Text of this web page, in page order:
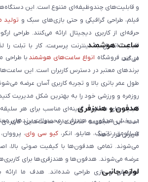
و قابلیت‌های چندوظیفه‌ای متنوع است. این
فیلم، طراحی گرافیکی و حتی بازی‌های سبک و تولید
حرفه‌ای از کاربری دیجیتال ارائه می‌کنند. طراحی
قابلیت اتصال به اینترنت پرسرعت، کار با تبلت
می‌کند.
ساعت هوشمند
در این فروشگاه انواع ساعت‌های هوشمند با طراحی
برندهای معتبر در دسترس کاربران است. این ساعت‌ها
طول عمر باتری بالا و تجربه کاربری آسان عرضه
روزمره و ورزشی خود را به بهترین شکل مدیریت
قابلیت‌های متفاوت، گزینه‌ای مناسب برای هر
است. این مجموعه تلاش دارد ساعت‌هایی کاربردی
کاربران قرار دهد.
هدفون و هندزفری
در بخش هدفون و هندزفری، محصولات برندهای
شیائومی، ناتینگ، هایلو، انکر، کیو سی وای،
می‌شوند. تمامی هدفون‌ها با کیفیت صوتی بالا،
عرضه می‌شوند. هدفون‌ها و هندزفری‌ها برای
موسیقی و بازی طراحی شده‌اند. هدف ما ارائه
لوازم جانبی